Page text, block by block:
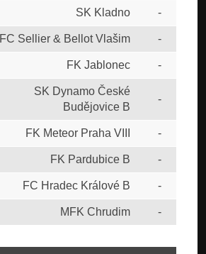
SK Kladno -
FC Sellier & Bellot Vlašim -
FK Jablonec -
SK Dynamo České
Budějovice B
-
FK Meteor Praha VIII -
FK Pardubice B -
FC Hradec Králové B -
MFK Chrudim -